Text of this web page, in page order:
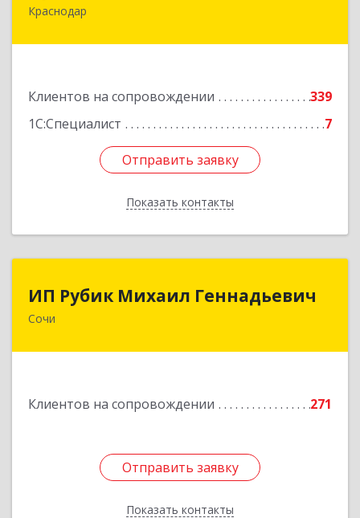
Краснодар
Клиентов на сопровождении
339
1С:Специалист
7
Отправить заявку
Показать контакты
350075, Краснодарский край, Краснодар г, им
Отправить заявку
Назад
ИП Рубик Михаил Геннадьевич
Сочи
Клиентов на сопровождении 271
Отправить заявку
Показать контакты
ИП Рубик Михаил Геннадьевич
Отправить заявку
Назад